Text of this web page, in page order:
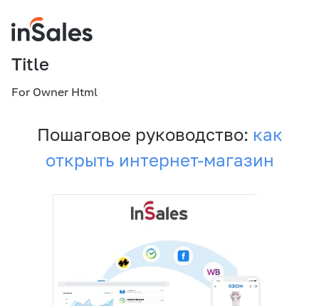
Title
For Owner Html
Пошаговое руководство: как
открыть интернет-магазин